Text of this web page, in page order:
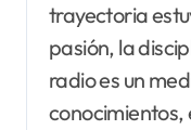
trayectoria
pasión, la
radio es un